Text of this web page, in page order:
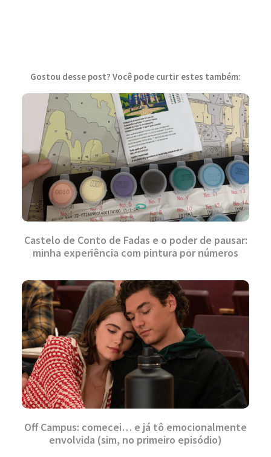
Gostou desse post? Você pode curtir estes também:
Castelo de Conto de Fadas e o poder de pausar:
minha experiência com pintura por números
Off Campus: comecei… e já tô emocionalmente
envolvida (sim, no primeiro episódio)